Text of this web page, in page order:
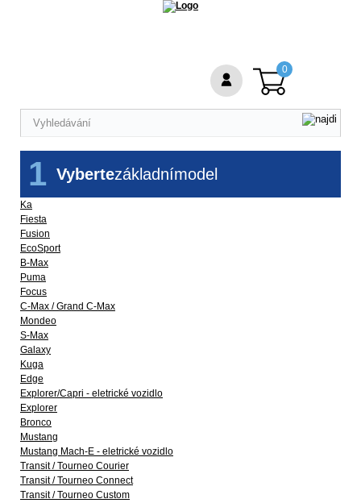
Vybertezákladnímodel
1
Ka
Fiesta
Fusion
EcoSport
B-Max
Puma
Focus
C-Max / Grand C-Max
Mondeo
S-Max
Galaxy
Kuga
Edge
Explorer/Capri - eletrické vozidlo
Explorer
Bronco
Mustang
Mustang Mach-E - eletrické vozidlo
Transit / Tourneo Courier
Transit / Tourneo Connect
Transit / Tourneo Custom
0